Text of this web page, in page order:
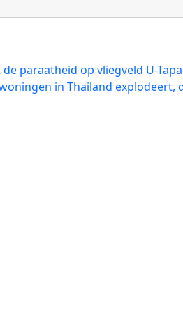
paraatheid op vliegveld U-
in Thailand explodeert,